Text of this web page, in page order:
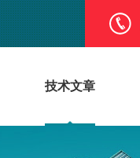
技术文章